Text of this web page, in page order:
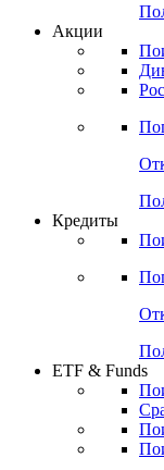
Акции
Кредиты
ETF & Funds